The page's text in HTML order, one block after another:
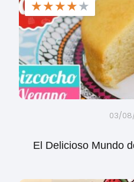
★★★★★
03/
El Delicioso Mundo